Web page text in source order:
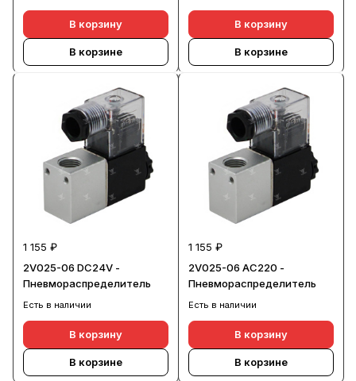
В корзину
В корзине
В корзину
В корзине
1 155 ₽
2V025-06 DC24V -
Пневмораспределитель
Есть в наличии
В корзину
В корзине
1 155 ₽
2V025-06 AC220 -
Пневмораспределитель
Есть в наличии
В корзину
В корзине